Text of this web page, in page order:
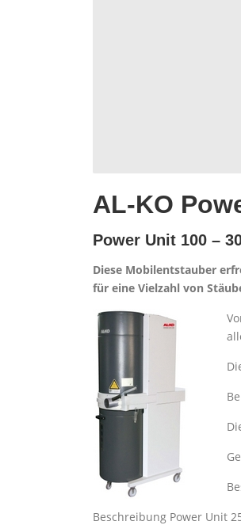
AL-KO
Power Unit 100 –
Diese Mobilentstauber
für eine Vielzahl von
Beschreibung Power Unit